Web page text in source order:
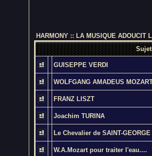
HARMONY :: LA MUSIQUE ADOUCIT
GUISEPPE VERDI
WOLFGANG AMADEUS
FRANZ LISZT
Joachim TURINA
Le Chevalier de SAINT-GEORGE
W.A.Mozart pour traiter l'eau....